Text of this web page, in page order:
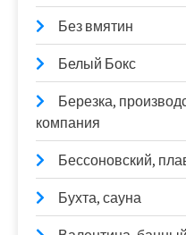
Без вмятин
Белый Бокс
Березка,
компания
Бессоновский,
Бухта, сауна